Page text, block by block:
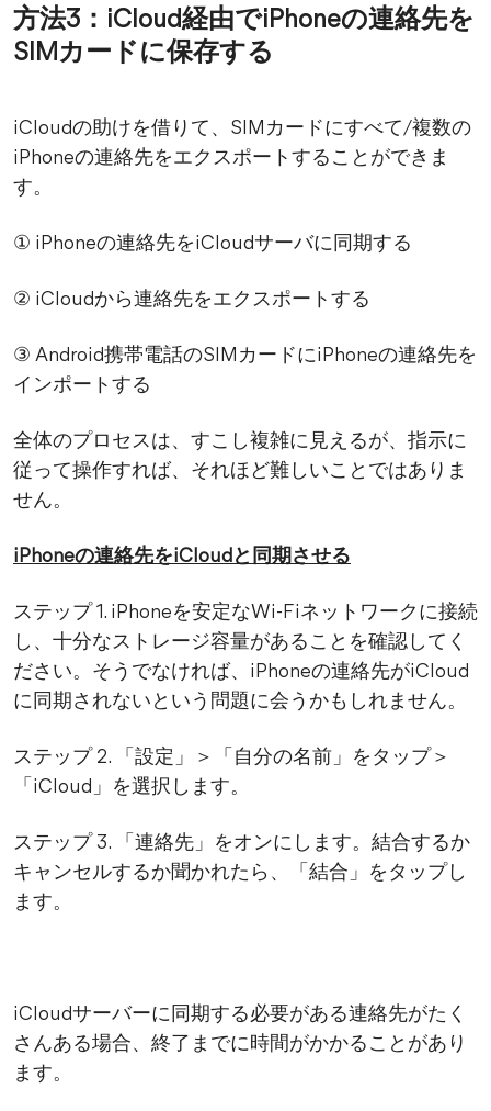
方法3：iCloud経由でiPhoneの連絡先を
SIMカードに保存する
iCloudの助けを借りて、SIMカードにすべて/複数の
iPhoneの連絡先をエクスポートすることができま
す。
① iPhoneの連絡先をiCloudサーバに同期する
② iCloudから連絡先をエクスポートする
③ Android携帯電話のSIMカードにiPhoneの連絡先を
インポートする
全体のプロセスは、すこし複雑に見えるが、指示に
従って操作すれば、それほど難しいことではありま
せん。
iPhoneの連絡先をiCloudと同期させる
ステップ 1. iPhoneを安定なWi-Fiネットワークに接続
し、十分なストレージ容量があることを確認してく
ださい。そうでなければ、iPhoneの連絡先がiCloud
に同期されないという問題に会うかもしれません。
ステップ 2. 「設定」＞「自分の名前」をタップ＞
「iCloud」を選択します。
ステップ 3. 「連絡先」をオンにします。結合するか
キャンセルするか聞かれたら、「結合」をタップし
ます。
iCloudサーバーに同期する必要がある連絡先がたく
さんある場合、終了までに時間がかかることがあり
ます。